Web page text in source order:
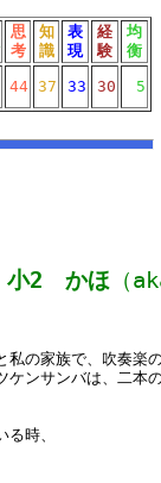
思
考
知
識
表
現
経
験
均
衡
44 37 33 30
5
小2 かほ （
の家族で、吹奏楽
ンサンバは、二本
時、